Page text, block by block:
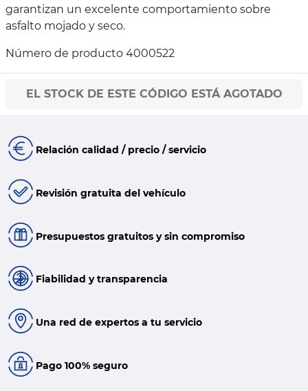
garantizan un excelente comportamiento sobre
asfalto mojado y seco.
Número de producto 4000522
EL STOCK DE ESTE CÓDIGO ESTÁ AGOTADO
Relación calidad / precio / servicio
Revisión gratuita del vehículo
Presupuestos gratuitos y sin compromiso
Fiabilidad y transparencia
Una red de expertos a tu servicio
Pago 100% seguro